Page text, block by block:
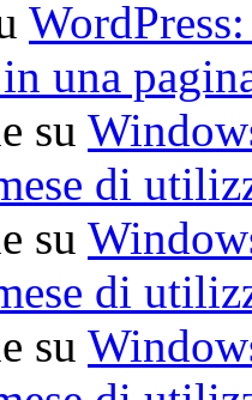
una
su
di
su
di
su